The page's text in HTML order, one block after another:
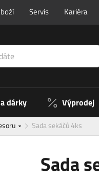
Servis Kariéra
dárky Výprodej
Sada sekáčů 4ks
Sada